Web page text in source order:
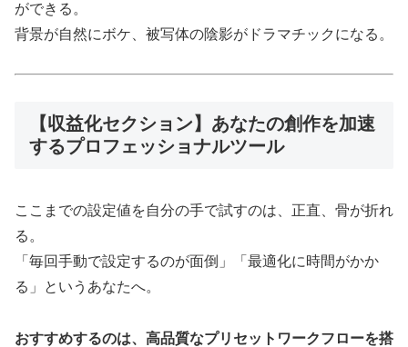
ができる。
背景が自然にボケ、被写体の陰影がドラマチックになる。
【収益化セクション】あなたの創作を加速
するプロフェッショナルツール
ここまでの設定値を自分の手で試すのは、正直、骨が折れ
る。
「毎回手動で設定するのが面倒」「最適化に時間がかか
る」というあなたへ。
おすすめするのは、高品質なプリセットワークフローを搭